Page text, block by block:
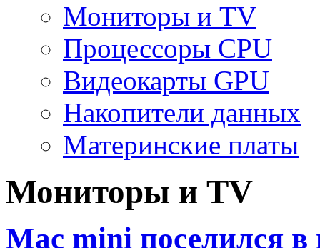
Мониторы и TV
Процессоры CPU
Видеокарты GPU
Накопители данных
Материнские платы
Мониторы и TV
Mac mini поселился